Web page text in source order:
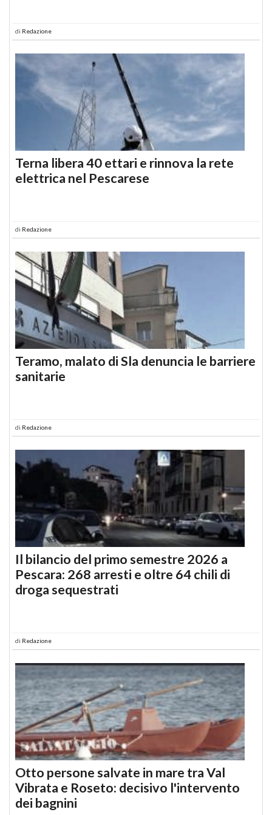
di Redazione
Terna libera 40 ettari e rinnova la rete
elettrica nel Pescarese
di Redazione
Teramo, malato di Sla denuncia le barriere
sanitarie
di Redazione
Il bilancio del primo semestre 2026 a
Pescara: 268 arresti e oltre 64 chili di
droga sequestrati
di Redazione
Otto persone salvate in mare tra Val
Vibrata e Roseto: decisivo l'intervento
dei bagnini